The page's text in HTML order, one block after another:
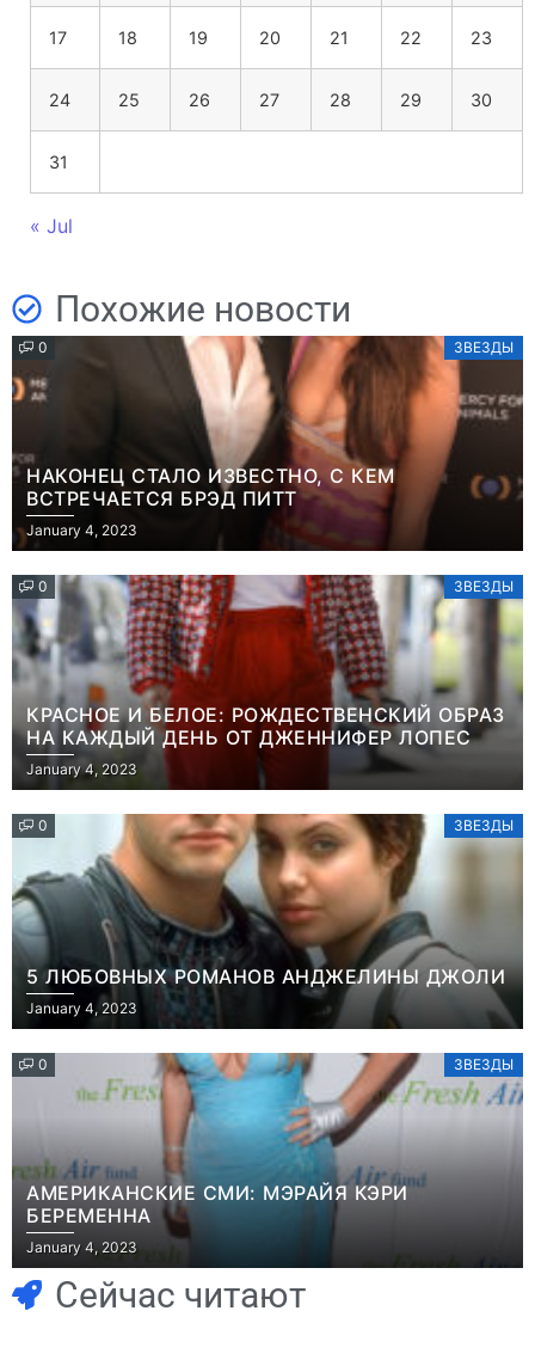
17 18 19 20 21 22 23
24 25 26 27 28 29 30
31
« Jul
Похожие новости
0 ЗВЕЗДЫ
НАКОНЕЦ СТАЛО ИЗВЕСТНО, С КЕМ
ВСТРЕЧАЕТСЯ БРЭД ПИТТ
January 4, 2023
0 ЗВЕЗДЫ
КРАСНОЕ И БЕЛОЕ: РОЖДЕСТВЕНСКИЙ ОБРАЗ
НА КАЖДЫЙ ДЕНЬ ОТ ДЖЕННИФЕР ЛОПЕС
January 4, 2023
0 ЗВЕЗДЫ
5 ЛЮБОВНЫХ РОМАНОВ АНДЖЕЛИНЫ ДЖОЛИ
January 4, 2023
0 ЗВЕЗДЫ
АМЕРИКАНСКИЕ СМИ: МЭРАЙЯ КЭРИ
БЕРЕМЕННА
January 4, 2023
Сейчас читают
Игры
Геймеры
отменяют
Новичок-геймер